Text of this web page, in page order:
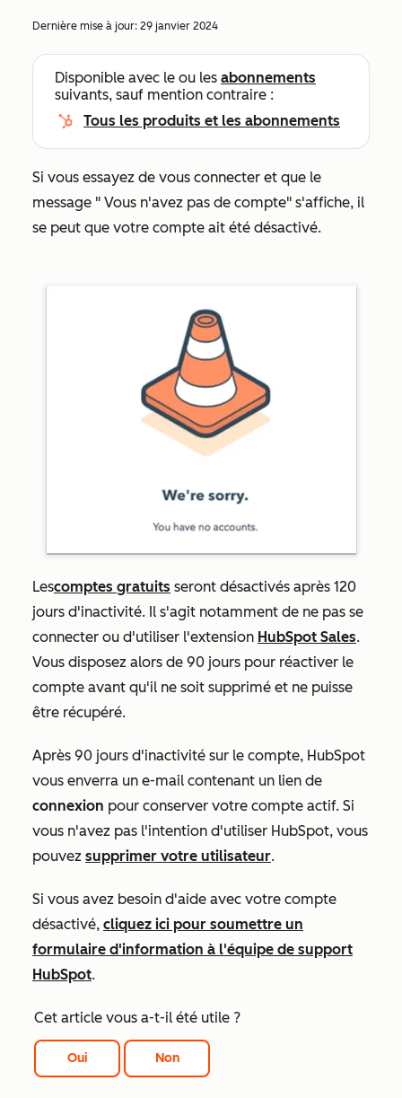
Dernière mise à jour: 29 janvier 2024
Disponible avec le ou les abonnements
suivants, sauf mention contraire :
Tous les produits et les abonnements
Si vous essayez de vous connecter et que le
message " Vous n'avez pas de compte" s'affiche, il
se peut que votre compte ait été désactivé.
Lescomptes gratuits seront désactivés après 120
jours d'inactivité. Il s'agit notamment de ne pas se
connecter ou d'utiliser l'extension HubSpot Sales.
Vous disposez alors de 90 jours pour réactiver le
compte avant qu'il ne soit supprimé et ne puisse
être récupéré.
Après 90 jours d'inactivité sur le compte, HubSpot
vous enverra un e-mail contenant un lien de
connexion pour conserver votre compte actif. Si
vous n'avez pas l'intention d'utiliser HubSpot, vous
pouvez supprimer votre utilisateur.
Si vous avez besoin d'aide avec votre compte
désactivé, cliquez ici pour soumettre un
formulaire d'information à l'équipe de support
HubSpot.
Cet article vous a-t-il été utile ?
Oui Non